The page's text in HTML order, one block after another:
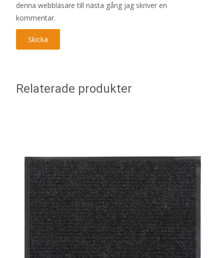
denna webbläsare till nästa gång jag skriver en
kommentar.
Relaterade produkter